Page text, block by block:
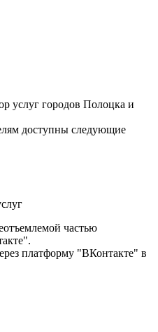
услуг городов Полоцка и
доступны следующие
частью
платформу "ВКонтакте" в